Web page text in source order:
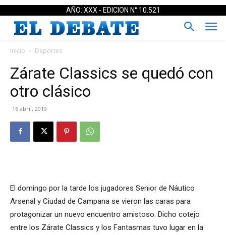
AÑO: XXX - EDICION N°:10.521
Inicio Deportes
Zárate Classics se quedó con
otro clásico
16 abril, 2019
El domingo por la tarde los jugadores Senior de Náutico
Arsenal y Ciudad de Campana se vieron las caras para
protagonizar un nuevo encuentro amistoso. Dicho cotejo
entre los Zárate Classics y los Fantasmas tuvo lugar en la